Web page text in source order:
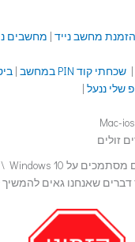
הזמנת מחשב נייד | מחשבים
|שכחתי קוד PIN במחשב |
שלי ננעל |
זולים
דברים שאנחנו גאים